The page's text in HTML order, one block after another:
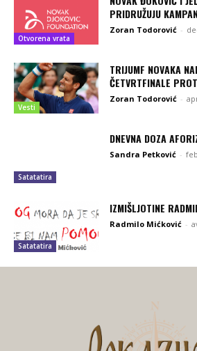
Otvorena vrata
PRIDRUŽUJU
Zoran Todorović -
Vesti
TRIJUMF NOVAKA
ČETVRTFINALE
Zoran Todorović -
Satatatira
DNEVNA DOZA
Sandra Petković -
Satatatira
IZMIŠLJOTINE
Radmilo Mićković -